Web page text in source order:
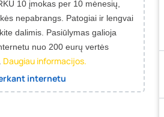
10 įmokas per 10 mėnesių,
nepabrangs. Patogiai ir lengvai
dalimis. Pasiūlymas galioja
nuo 200 eurų vertės
Daugiau informacijos.
internetu